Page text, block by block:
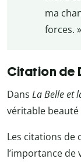
ma
forces. »
Citation de
Dans La Belle et
véritable
Les citations de
l’importance de